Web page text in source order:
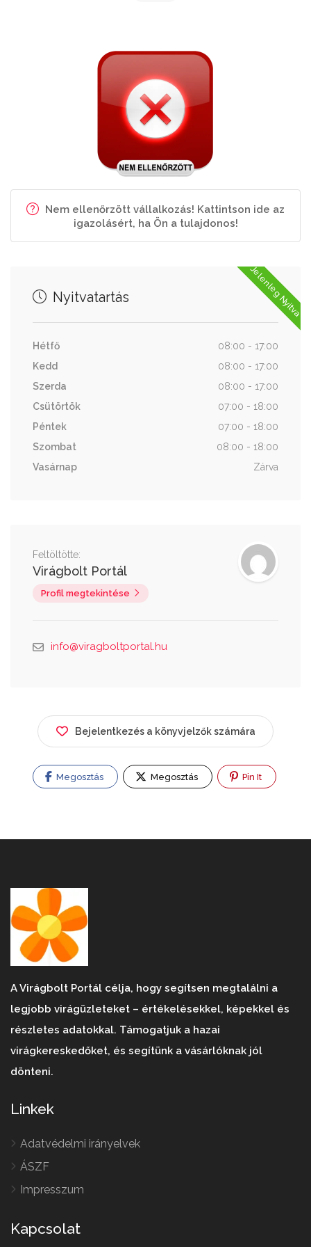
Nem ellenőrzött vállalkozás! Kattintson ide az
igazolásért, ha Ön a tulajdonos!
Jelenleg Nyitva
Nyitvatartás
Hétfő
08:00 - 17:00
Kedd
08:00 - 17:00
Szerda
08:00 - 17:00
Csütörtök
07:00 - 18:00
Péntek
07:00 - 18:00
Szombat
08:00 - 18:00
Vasárnap
Zárva
Feltöltötte:
Virágbolt Portál
Profil megtekintése
info@viragboltportal.hu
Bejelentkezés a könyvjelzők számára
Megosztás Megosztás Pin It
A Virágbolt Portál célja, hogy segítsen megtalálni a
legjobb virágüzleteket – értékelésekkel, képekkel és
részletes adatokkal. Támogatjuk a hazai
virágkereskedőket, és segítünk a vásárlóknak jól
dönteni.
Linkek
Adatvédelmi irányelvek
ÁSZF
Impresszum
Kapcsolat